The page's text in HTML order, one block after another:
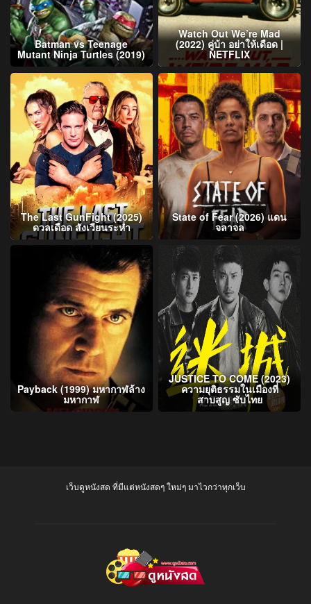
Batman vs Teenage
Mutant Ninja Turtles (2019)
Watch Out We’re Mad
(2022) คู่บ้า อย่าให้เดือด |
NETFLIX
The Last GunFight (2025)
ดวลเดือด สังเวียนระห่ำ
State of Fear (2026) แดน
จลาจล
Payback (1999) มหากาฬล้าง
มหากาฬ
JUSTICE TO COME (2023)
ความยุติธรรมในเมืองที่
สาบสูญ ซับไทย
เว็บดูหนังสด ที่มีแต่หนังสดๆ ใหม่ๆ มาไวกว่าทุกเว็บ